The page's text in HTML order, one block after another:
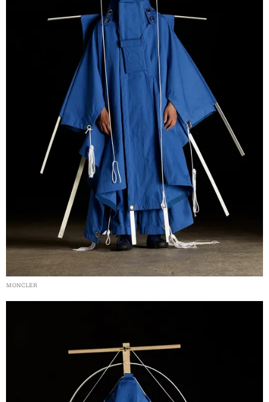
MONCLER